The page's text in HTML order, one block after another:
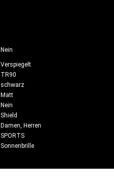
Nein
Verspiegelt
TR90
schwarz
Matt
Nein
Shield
Damen, Herren
SPORTS
Sonnenbrille